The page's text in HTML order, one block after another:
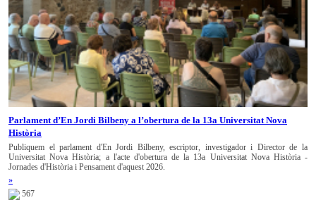
Parlament d’En Jordi Bilbeny a l’obertura de la 13a Universitat Nova
Història
Publiquem el parlament d'En Jordi Bilbeny, escriptor, investigador i Director de la
Universitat Nova Història; a l'acte d'obertura de la 13a Universitat Nova Història -
Jornades d'Història i Pensament d'aquest 2026.
»
567